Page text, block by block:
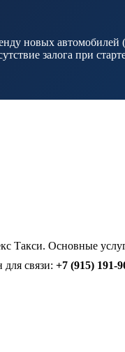
новых
залога при
Такси. Основные
связи: +7 (915) 191-